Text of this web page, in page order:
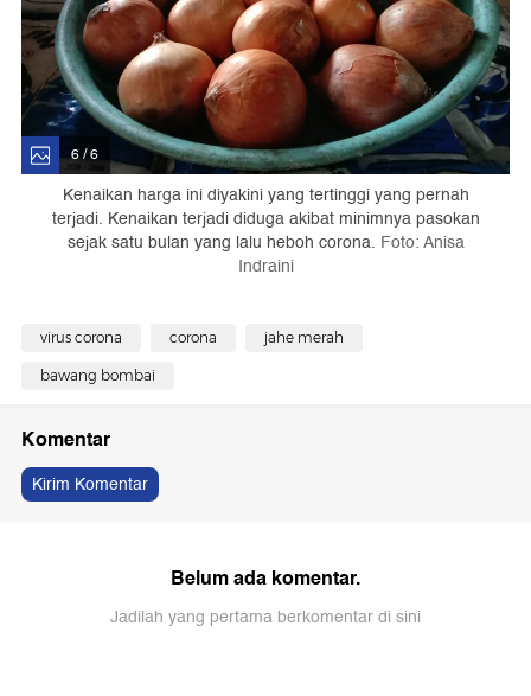
6 / 6
Kenaikan harga ini diyakini yang tertinggi yang pernah
terjadi. Kenaikan terjadi diduga akibat minimnya pasokan
sejak satu bulan yang lalu heboh corona. Foto: Anisa
Indraini
virus corona corona jahe merah
bawang bombai
Komentar
Kirim Komentar
Belum ada komentar.
Jadilah yang pertama berkomentar di sini